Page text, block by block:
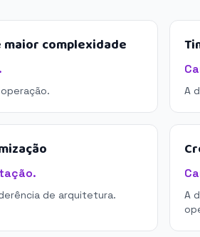
complexidade
A
de arquitetura.
A